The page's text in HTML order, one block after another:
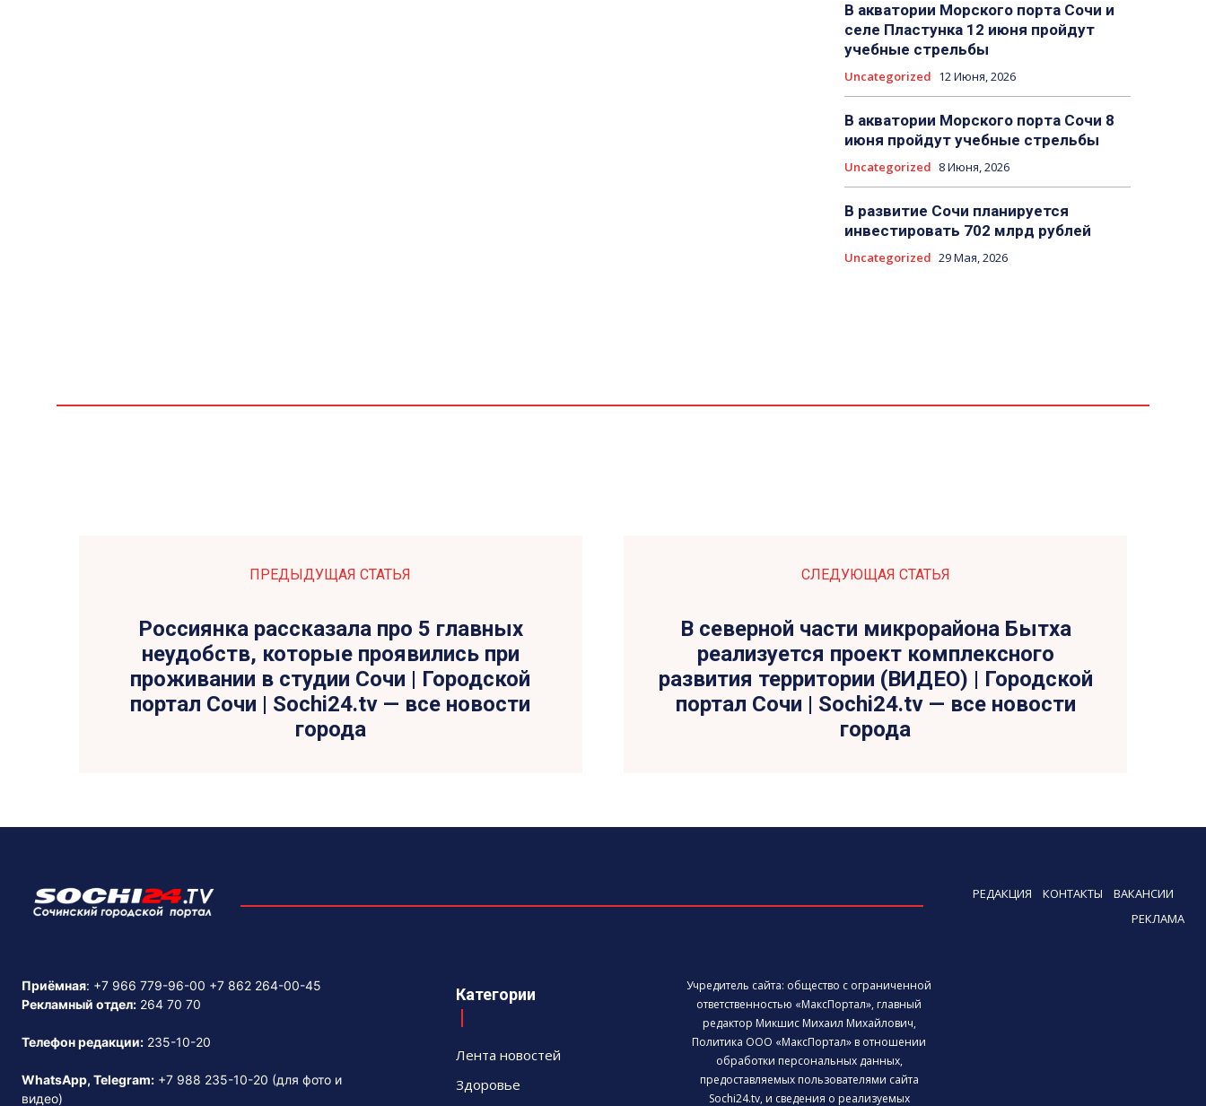
В акватории Морского порта Сочи и
селе Пластунка 12 июня пройдут
учебные стрельбы
Uncategorized 12 Июня, 2026
В акватории Морского порта Сочи 8
июня пройдут учебные стрельбы
Uncategorized 8 Июня, 2026
В развитие Сочи планируется
инвестировать 702 млрд рублей
Uncategorized 29 Мая, 2026
ПРЕДЫДУЩАЯ СТАТЬЯ
Россиянка рассказала про 5 главных
неудобств, которые проявились при
проживании в студии Сочи | Городской
портал Сочи | Sochi24.tv — все новости
города
СЛЕДУЮЩАЯ СТАТЬЯ
В северной части микрорайона Бытха
реализуется проект комплексного
развития территории (ВИДЕО) | Городской
портал Сочи | Sochi24.tv — все новости
города
РЕДАКЦИЯ КОНТАКТЫ
ВАКАНСИИ
РЕКЛАМА
Приёмная: +7 966 779-96-00 +7 862 264-00-45
Рекламный отдел: 264 70 70
Телефон редакции: 235-10-20
WhatsApp, Telegram: +7 988 235-10-20 (для фото и
видео)
Категории
Лента новостей
Здоровье
Учредитель сайта: общество с ограниченной
ответственностью «МаксПортал», главный
редактор Микшис Михаил Михайлович,
Политика ООО «МаксПортал» в отношении
обработки персональных данных,
предоставляемых пользователями сайта
Sochi24.tv, и сведения о реализуемых